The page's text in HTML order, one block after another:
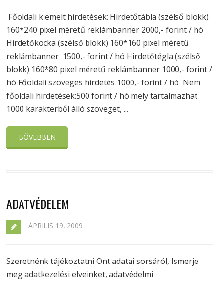
Főoldali kiemelt hirdetések: Hirdetőtábla (szélső blokk)
160*240 pixel méretű reklámbanner 2000,- forint / hó
Hirdetőkocka (szélső blokk) 160*160 pixel méretű
reklámbanner 1500,- forint / hó Hirdetőtégla (szélső
blokk) 160*80 pixel méretű reklámbanner 1000,- forint /
hó Főoldali szöveges hirdetés 1000,- forint / hó Nem
főoldali hirdetések:500 forint / hó mely tartalmazhat
1000 karakterből álló szöveget, ...
BŐVEBBEN
ADATVÉDELEM
ÁPRILIS 19, 2009
Szeretnénk tájékoztatni Önt adatai sorsáról, Ismerje
meg adatkezelési elveinket, adatvédelmi